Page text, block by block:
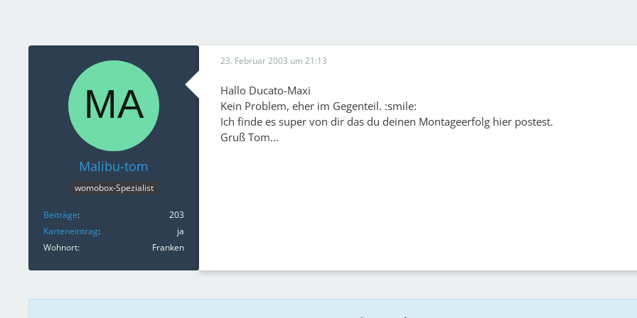
Malibu-tom
womobox-Spezialist
Beiträge
203
Karteneintrag
ja
Wohnort
Franken
23. Februar 2003 um 21:13
Hallo Ducato-Maxi
Kein Problem, eher im Gegenteil. :smile:
Ich finde es super von dir das du deinen Montageerfolg hier postest.
Gruß Tom...